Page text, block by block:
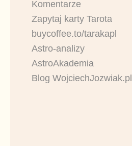
Komentarze
Zapytaj karty Tarota
buycoffee.to/tarakapl
Astro-analizy
AstroAkademia
Blog WojciechJozwiak.pl